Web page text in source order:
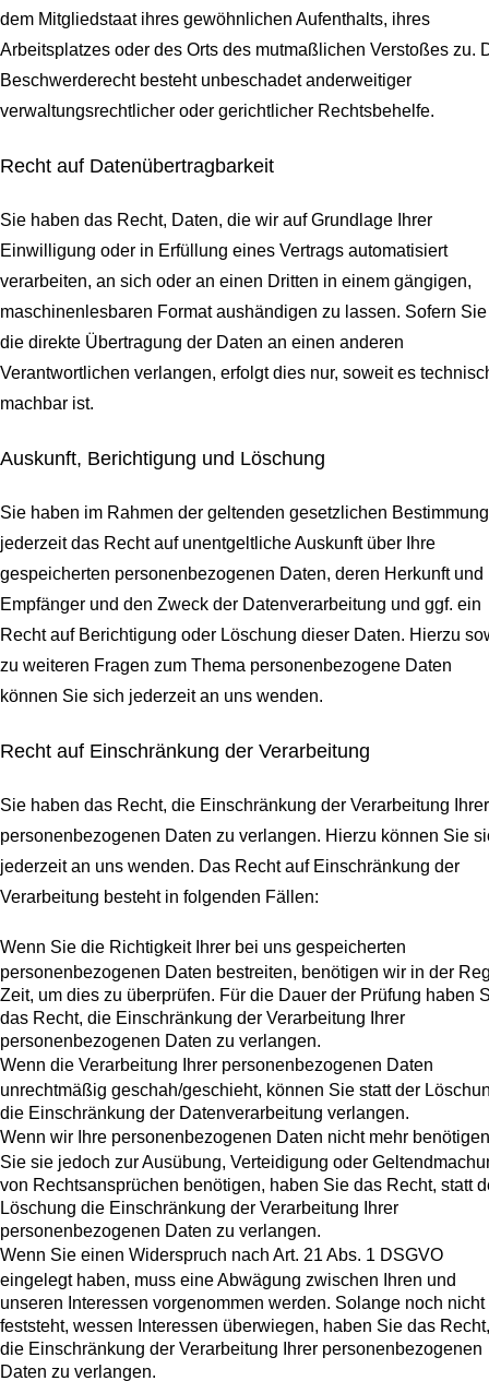
dem Mitgliedstaat ihres gewöhnlichen Aufenthalts, ihres
Arbeitsplatzes oder des Orts des mutmaßlichen Verstoßes zu.
Beschwerderecht besteht unbeschadet anderweitiger
verwaltungsrechtlicher oder gerichtlicher Rechtsbehelfe.
Recht auf Daten­übertrag­barkeit
Sie haben das Recht, Daten, die wir auf Grundlage Ihrer
Einwilligung oder in Erfüllung eines Vertrags automatisiert
verarbeiten, an sich oder an einen Dritten in einem gängigen,
maschinenlesbaren Format aushändigen zu lassen. Sofern Sie
die direkte Übertragung der Daten an einen anderen
Verantwortlichen verlangen, erfolgt dies nur, soweit es
machbar ist.
Auskunft, Berichtigung und Löschung
Sie haben im Rahmen der geltenden gesetzlichen
jederzeit das Recht auf unentgeltliche Auskunft über Ihre
gespeicherten personenbezogenen Daten, deren Herkunft und
Empfänger und den Zweck der Datenverarbeitung und ggf. ein
Recht auf Berichtigung oder Löschung dieser Daten. Hierzu
zu weiteren Fragen zum Thema personenbezogene Daten
können Sie sich jederzeit an uns wenden.
Recht auf Einschränkung der Verarbeitung
Sie haben das Recht, die Einschränkung der Verarbeitung Ihrer
personenbezogenen Daten zu verlangen. Hierzu können Sie
jederzeit an uns wenden. Das Recht auf Einschränkung der
Verarbeitung besteht in folgenden Fällen:
Wenn Sie die Richtigkeit Ihrer bei uns gespeicherten
personenbezogenen Daten bestreiten, benötigen wir in der
Zeit, um dies zu überprüfen. Für die Dauer der Prüfung haben
das Recht, die Einschränkung der Verarbeitung Ihrer
personenbezogenen Daten zu verlangen.
Wenn die Verarbeitung Ihrer personenbezogenen Daten
unrechtmäßig geschah/geschieht, können Sie statt der
die Einschränkung der Datenverarbeitung verlangen.
Wenn wir Ihre personenbezogenen Daten nicht mehr
Sie sie jedoch zur Ausübung, Verteidigung oder
von Rechtsansprüchen benötigen, haben Sie das Recht, statt
Löschung die Einschränkung der Verarbeitung Ihrer
personenbezogenen Daten zu verlangen.
Wenn Sie einen Widerspruch nach Art. 21 Abs. 1 DSGVO
eingelegt haben, muss eine Abwägung zwischen Ihren und
unseren Interessen vorgenommen werden. Solange noch nicht
feststeht, wessen Interessen überwiegen, haben Sie das Recht,
die Einschränkung der Verarbeitung Ihrer personenbezogenen
Daten zu verlangen.